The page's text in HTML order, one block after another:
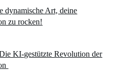
dynamische Art, deine
zu rocken!
KI-gestützte Revolution der